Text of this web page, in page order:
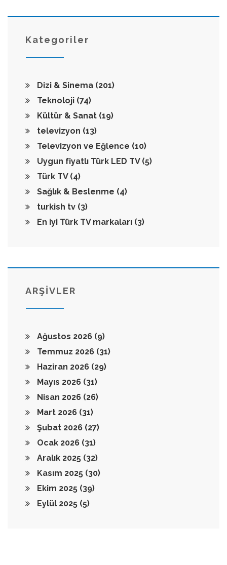
Kategoriler
Dizi & Sinema (201)
Teknoloji (74)
Kültür & Sanat (19)
televizyon (13)
Televizyon ve Eğlence (10)
Uygun fiyatlı Türk LED TV (5)
Türk TV (4)
Sağlık & Beslenme (4)
turkish tv (3)
En iyi Türk TV markaları (3)
ARŞİVLER
Ağustos 2026 (9)
Temmuz 2026 (31)
Haziran 2026 (29)
Mayıs 2026 (31)
Nisan 2026 (26)
Mart 2026 (31)
Şubat 2026 (27)
Ocak 2026 (31)
Aralık 2025 (32)
Kasım 2025 (30)
Ekim 2025 (39)
Eylül 2025 (5)